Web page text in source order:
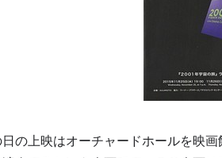
の上映はオーチャードホールを映画